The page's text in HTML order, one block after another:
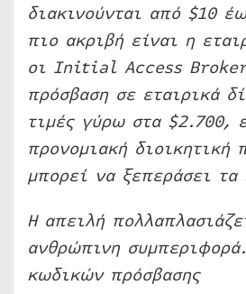
διακινούνται από $10
πιο ακριβή είναι η
οι Initial Access
πρόσβαση σε εταιρικά
τιμές γύρω στα $2.700,
προνομιακή διοικητική
μπορεί να ξεπεράσει τα
Η απειλή
ανθρώπινη
κωδικών πρόσβασης